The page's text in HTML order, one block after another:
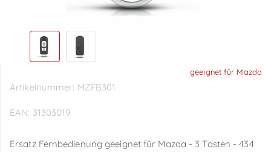
geeignet für Mazda
Artikelnummer: MZFB301
EAN: 31303019
Ersatz Fernbedienung geeignet für Mazda - 3 Tasten - 434